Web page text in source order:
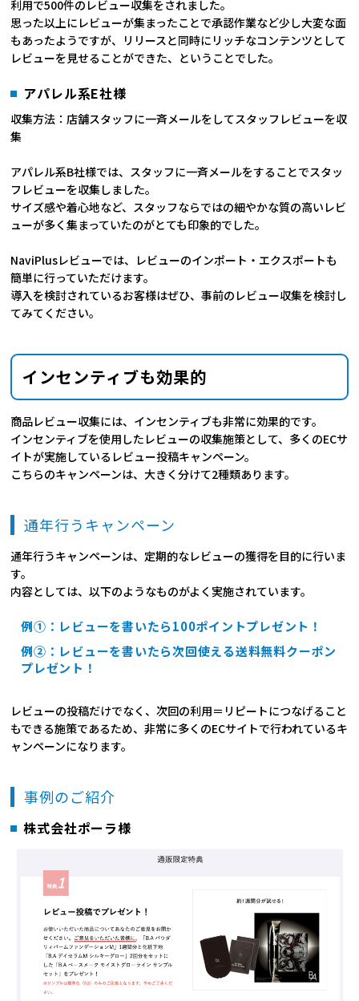
利用で500件のレビュー収集をされました。
思った以上にレビューが集まったことで承認作業など少し大変な面
もあったようですが、リリースと同時にリッチなコンテンツとして
レビューを見せることができた、ということでした。
アパレル系E社様
収集方法：店舗スタッフに一斉メールをしてスタッフレビューを収
集
アパレル系B社様では、スタッフに一斉メールをすることでスタッ
フレビューを収集しました。
サイズ感や着心地など、スタッフならではの細やかな質の高いレビ
ューが多く集まっていたのがとても印象的でした。
NaviPlusレビューでは、レビューのインポート・エクスポートも
簡単に行っていただけます。
導入を検討されているお客様はぜひ、事前のレビュー収集を検討し
てみてください。
インセンティブも効果的
商品レビュー収集には、インセンティブも非常に効果的です。
インセンティブを使用したレビューの収集施策として、多くのECサ
イトが実施しているレビュー投稿キャンペーン。
こちらのキャンペーンは、大きく分けて2種類あります。
通年行うキャンペーン
通年行うキャンペーンは、定期的なレビューの獲得を目的に行いま
す。
内容としては、以下のようなものがよく実施されています。
例①：レビューを書いたら100ポイントプレゼント！
例②：レビューを書いたら次回使える送料無料クーポン
プレゼント！
レビューの投稿だけでなく、次回の利用＝リピートにつなげること
もできる施策であるため、非常に多くのECサイトで行われているキ
ャンペーンになります。
事例のご紹介
株式会社ポーラ様